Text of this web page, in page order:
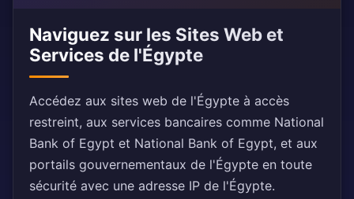
Naviguez sur les Sites Web et
Services de l'Égypte
Accédez aux sites web de l'Égypte à accès
restreint, aux services bancaires comme National
Bank of Egypt et National Bank of Egypt, et aux
portails gouvernementaux de l'Égypte en toute
sécurité avec une adresse IP de l'Égypte.